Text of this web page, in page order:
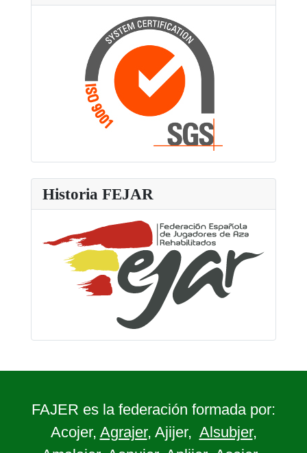
Historia FEJAR
FAJER es la federación formada por:
Acojer, Agrajer, Ajijer, Alsubjer,